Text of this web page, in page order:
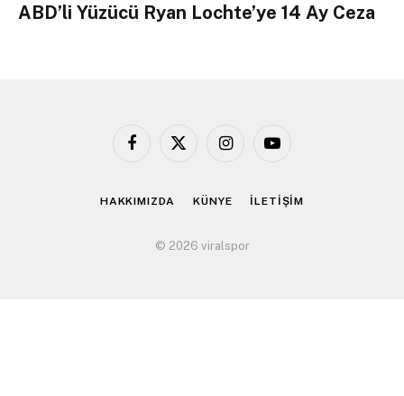
ABD’li Yüzücü Ryan Lochte’ye 14 Ay Ceza
Facebook
X
InstagramYouTube
HAKKIMIZDA KÜNYE İLETİŞİM
© 2026 viralspor